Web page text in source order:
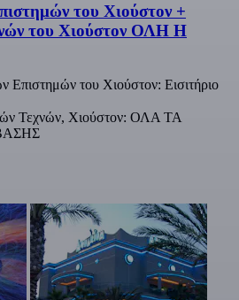
του Χιούστον +
του Χιούστον ΟΛΗ Η
Επιστημών του Χιούστον: Εισιτήριο
Τεχνών, Χιούστον: ΟΛΑ ΤΑ